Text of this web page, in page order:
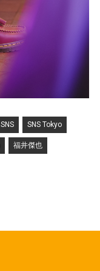
SNS SNS Tokyo
福井傑也